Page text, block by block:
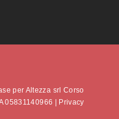
per Altezza srl Corso
05831140966 | Privacy